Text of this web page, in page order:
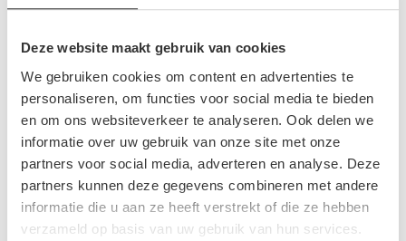
Deze website maakt gebruik van cookies
We gebruiken cookies om content en advertenties te
personaliseren, om functies voor social media te bieden
en om ons websiteverkeer te analyseren. Ook delen we
informatie over uw gebruik van onze site met onze
partners voor social media, adverteren en analyse. Deze
partners kunnen deze gegevens combineren met andere
informatie die u aan ze heeft verstrekt of die ze hebben
verzameld op basis van uw gebruik van hun services.
Sloopauto ophaalservice
Gebruikte auto onderdelen
Regio Limburg
Onderdeel aanvragen